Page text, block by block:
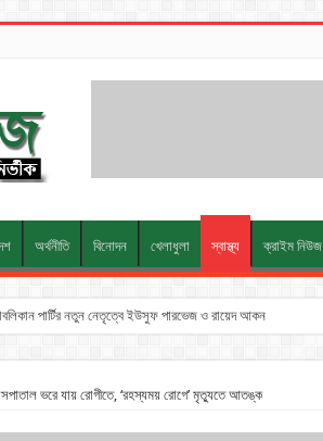
অর্থনীতি বিনোদন খেলাধুলা স্বাস্থ্য ক্রাইম নিউজ
পার্টির নতুন নেতৃত্বে ইউসুফ পারভেজ ও রায়েদ আকন
ভরে যায় রোগীতে, ‘রহস্যময় রোগে’ মৃত্যুতে আতঙ্ক